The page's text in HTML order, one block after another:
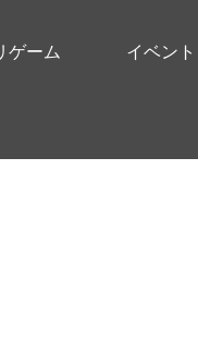
ゲーム イベン